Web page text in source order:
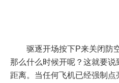
驱逐开场按下P来关闭防
那么什么时候开呢？这就要
距离。当任何飞机已经强制